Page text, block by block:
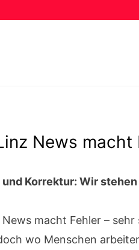
News macht
Korrektur: Wir
News macht Fehler –
wo Menschen